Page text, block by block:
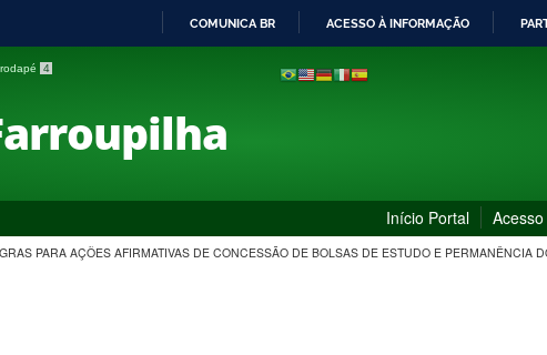
PARA
COMUNICA BR ACESSO À INFORMAÇÃO
4
Início Portal
PARA AÇÕES AFIRMATIVAS DE CONCESSÃO DE BOLSAS DE ESTUDO E PERMANÊNCIA